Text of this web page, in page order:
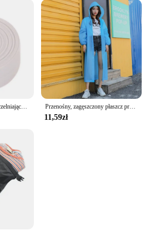
2.2x3.2mPVC taśma uszczelniająca do łazienki wanna toaleta kuchnia taśma uszczelniająca samoprzylepna wodoodporna naklejka ścienna taśma odporna na pleśń Przenośny, zagęszczony płaszcz przeciwdeszczowy Podróżna odzież przeciwdeszczowa na zewnątrz Wodoodporny damski i męski jednorazowy pokrowiec przeciwdeszczowy na kemping
11,59zł